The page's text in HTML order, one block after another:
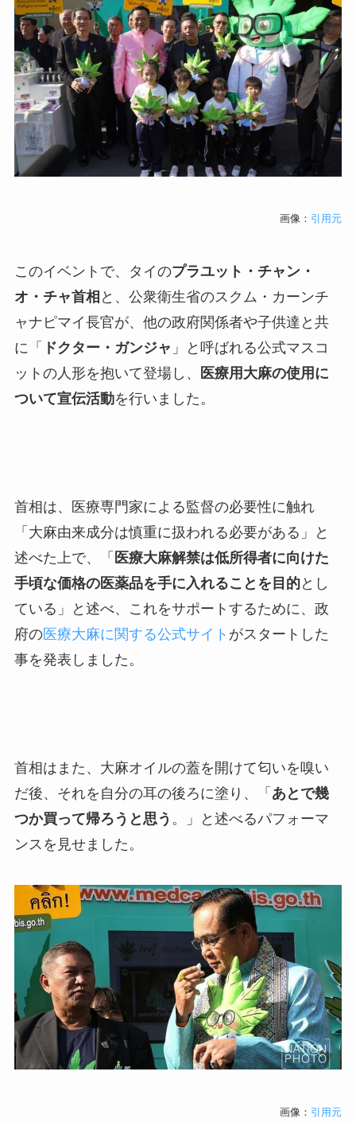
画像： 引用元
このイベントで、タイのプラユット・チャン・
オ・チャ首相と、公衆衛生省のスクム・カーンチ
ャナピマイ長官が、 他の政府関係者や子供達と共
に 「 ドクター・ガンジャ 」と呼ばれる公式マスコ
ットの人形を抱いて登場し、
医療用大麻の使用に
ついて宣伝活動を行いました。
首相は、医療専門家による監督の必要性に触れ
「大麻由来成分は慎重に扱われる必要がある」と
述べた上で、「 医療大麻解禁は低所得者に向けた
手頃な価格の医薬品を手に入れることを目的とし
ている」と述べ、これをサポートするために、政
府の医療大麻に関する公式サイト がスタートした
事を発表しました。
首相はまた、大麻オイルの蓋を開けて匂いを嗅い
だ後、それを自分の耳の後ろに塗り、「あとで幾
つか買って帰ろうと思う 。」と述べるパフォーマ
ンスを見せました。
画像： 引用元